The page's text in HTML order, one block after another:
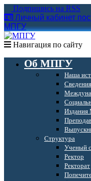
Подпишись на RSS
Личный кабинет
МПГУ
Навигация по сайту
Об МПГУ
Наша
Структура
Ученый
Ректор
Ректорат